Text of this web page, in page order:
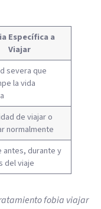
Específica a
Viajar
severa que
la vida
de viajar o
normalmente
antes, durante y
del viaje
fobia viajar